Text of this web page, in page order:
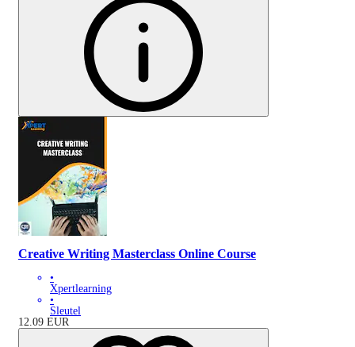
Creative Writing Masterclass Online Course
•
Xpertlearning
•
Sleutel
12.09 EUR